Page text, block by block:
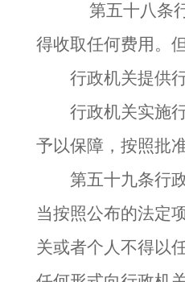
第五十八条行
得收取任何费用。
行政机关提供行
行政机关实施行
予以保障，按照批
第五十九条行政
当按照公布的法定
关或者个人不得以